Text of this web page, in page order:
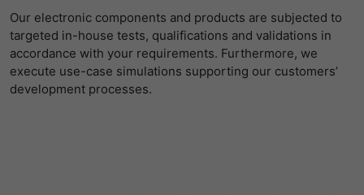
Our electronic components and products are subjected to
targeted in-house tests, qualifications and validations in
accordance with your requirements. Furthermore, we
execute use-case simulations supporting our customers’
development processes.